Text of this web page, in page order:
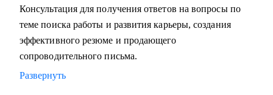
С чем помогу:
• Разработать карьерную стратегию и план перехода в IT из
других сфер.
• Определить, какие из имеющихся навыков можно
Консультация для получения ответов на вопросы по
теме поиска работы и развития карьеры, создания
эффективного резюме и продающего
сопроводительного письма.
Развернуть